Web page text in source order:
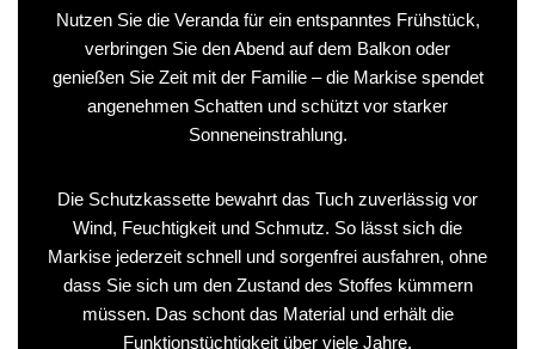
Nutzen Sie die Veranda für ein entspanntes Frühstück,
verbringen Sie den Abend auf dem Balkon oder
genießen Sie Zeit mit der Familie – die Markise spendet
angenehmen Schatten und schützt vor starker
Sonneneinstrahlung.
Die Schutzkassette bewahrt das Tuch zuverlässig vor
Wind, Feuchtigkeit und Schmutz. So lässt sich die
Markise jederzeit schnell und sorgenfrei ausfahren, ohne
dass Sie sich um den Zustand des Stoffes kümmern
müssen. Das schont das Material und erhält die
Funktionstüchtigkeit über viele Jahre.